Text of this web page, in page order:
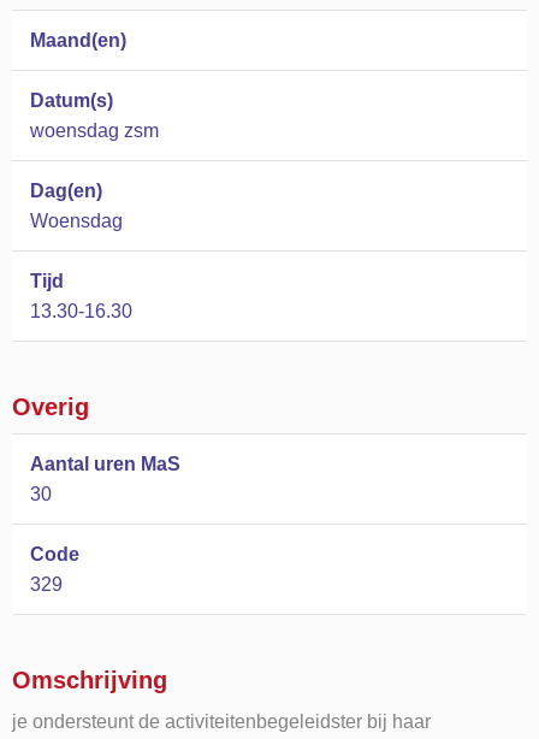
Maand(en)
Datum(s)
woensdag zsm
Dag(en)
Woensdag
Tijd
13.30-16.30
Overig
Aantal uren MaS
30
Code
329
Omschrijving
je ondersteunt de activiteitenbegeleidster bij haar